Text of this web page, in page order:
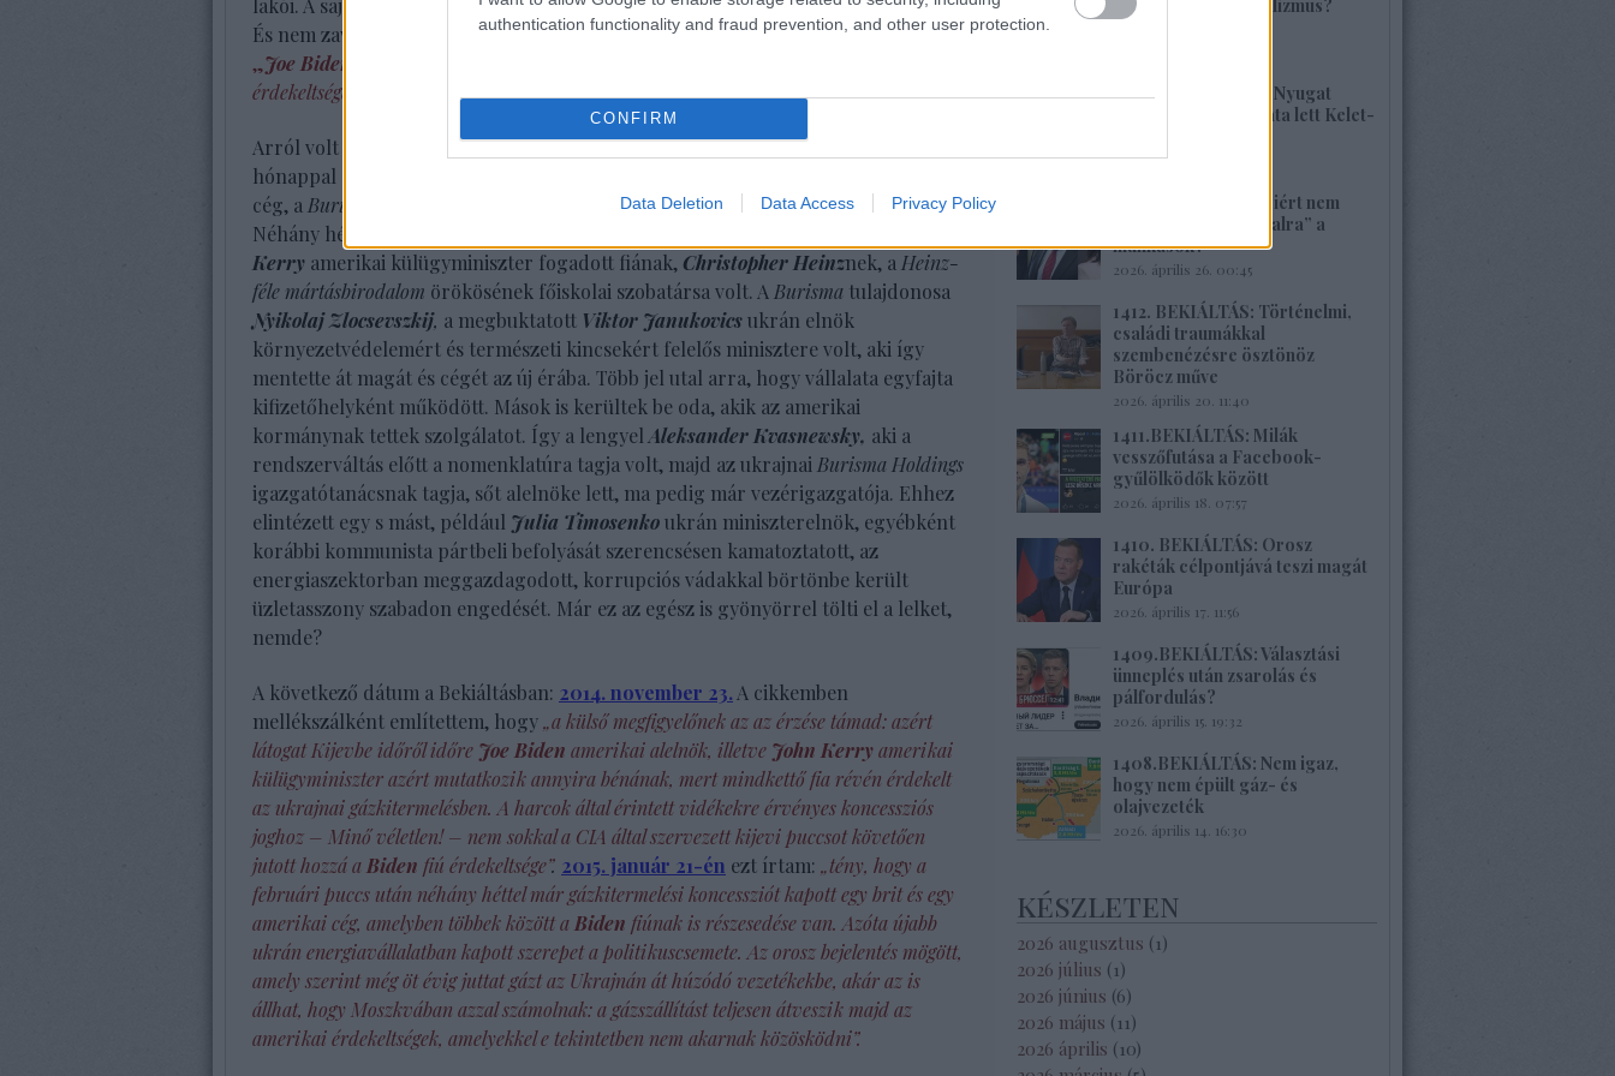
authentication functionality and fraud prevention, and other user protection.
CONFIRM
Data Deletion Data Access Privacy Policy
lakói. A sajtónk mindezt az európaiság, a demokrácia győzelmeként állította be.
És nem zavarta az sem, amit én is csak úgy odavetettem, de legalább odavetettem:
„Joe Biden
érdekeltségének ügyeit is áttekintette”.
Arról volt szó, hogy Bidenalelnök ifjabbik fia, a 44 évesHunter Biden
hónappal az államcsíny után, 2014 májusában lett tagja az egyik ukrán gázipari
cég, aBurisma Holdings
igazgatótanácsnak, a cég jogi részlegének vezetőjeként.
Néhány héttel korábban az a 39 éves
Kerry amerikai külügyminiszter fogadott fiának, Christopher Heinznek, aHeinz-
féle mártásbirodalom örökösének főiskolai szobatársa volt. ABurisma tulajdonosa
Nyikolaj Zlocsevszkij, a megbuktatott Viktor Janukovicsukrán elnök
környezetvédelemért és természeti kincsekért felelős minisztere volt, aki így
mentette át magát és cégét az új érába. Több jel utal arra, hogy vállalata egyfajta
kifizetőhelyként működött. Mások is kerültek be oda, akik az amerikai
kormánynak tettek szolgálatot. Így a lengyelAleksanderKvasnewsky, aki a
rendszerváltás előtt a nomenklatúra tagja volt, majd az ukrajnaiBurisma Holdings
igazgatótanácsnak tagja, sőt alelnöke lett, ma pedig már vezérigazgatója. Ehhez
elintézett egy s mást, például Julia Timosenkoukrán miniszterelnök, egyébként
korábbi kommunista pártbeli befolyását szerencsésen kamatoztatott, az
energiaszektorban meggazdagodott, korrupciós vádakkal börtönbe került
üzletasszony szabadon engedését. Már ez az egész is gyönyörrel tölti el a lelket,
nemde?
A következő dátum a Bekiáltásban: 2014. november 23.A cikkemben
mellékszálként említettem, hogy„a külső megfigyelőnek az az érzése támad: azért
látogat Kijevbe időről időre Joe Biden amerikai alelnök, illetve John Kerryamerikai
külügyminiszter azért mutatkozik annyira bénának, mert mindkettő fia révén érdekelt
az ukrajnai gázkitermelésben. A harcok által érintett vidékekre érvényes koncessziós
joghoz – Minő véletlen! – nem sokkal a CIA által szervezett kijevi puccsot követően
jutott hozzá aBiden fiú érdekeltsége”. 2015. január 21-én ezt írtam: „tény, hogy a
februári puccs után néhány héttel már gázkitermelési koncessziót kapott egy brit és egy
amerikai cég, amelyben többek között aBiden fiúnak is részesedése van. Azóta újabb
ukrán energiavállalatban kapott szerepet a politikuscsemete. Az orosz bejelentés mögött,
amely szerint még öt évig juttat gázt az Ukrajnán át húzódó vezetékekbe, akár az is
állhat, hogy Moszkvában azzal számolnak: a gázszállítást teljesen átveszik majd az
amerikai érdekeltségek, amelyekkel e tekintetben nem akarnak közösködni”.
visszatérne a szocializmus?
Aligha!
1414. BEKIÁLTÁS: A Nyugat
hulladékának lerakata lett Kelet-
2026. május 09. 11:36
1413. BEKIÁLTÁS: Miért nem
szavaznak a „baloldalra” a
munkások?
2026. április 26. 00:45
1412. BEKIÁLTÁS: Történelmi,
családi traumákkal
szembenézésre ösztönöz
Böröcz műve
2026. április 20. 11:40
1411.BEKIÁLTÁS: Milák
vesszőfutása a Facebook-
gyűlölködők között
2026. április 18. 07:57
1410. BEKIÁLTÁS: Orosz
rakéták célpontjává teszi magát
Európa
2026. április 17. 11:56
1409.BEKIÁLTÁS: Választási
ünneplés után zsarolás és
pálfordulás?
2026. április 15. 19:32
1408.BEKIÁLTÁS: Nem igaz,
hogy nem épült gáz- és
olajvezeték
2026. április 14. 16:30
készleten
2026 augusztus ( 1)
2026 július ( 1)
2026 június (6)
2026 május ( 11)
2026 április ( 10)